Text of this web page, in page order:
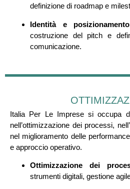
definizione di roadmap e
Identità e posizionamento
costruzione del pitch e
comunicazione.
Italia Per Le Imprese si occupa
nell’ottimizzazione dei processi,
nel miglioramento delle
e approccio operativo.
Ottimizzazione dei
strumenti digitali, gestione